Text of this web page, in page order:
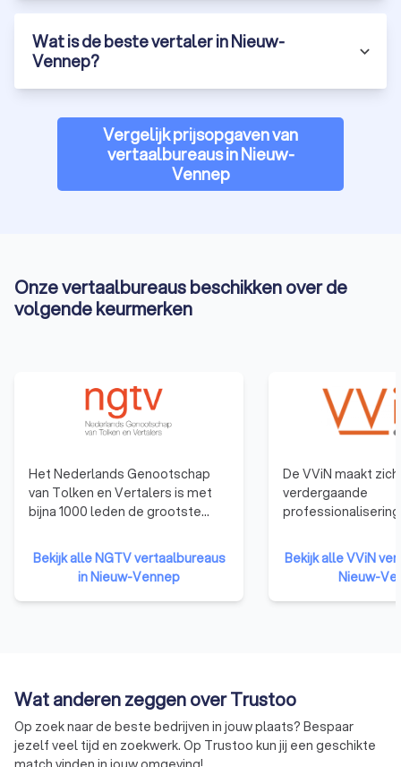
vergelijk de beste opties. Een professioneel vertaalbureau in
Nieuw-Vennep is de sleutel tot hoogwaardige en
expertise en betrouwbaarheid.
Wat is de beste vertaler in Nieuw-
Vennep?
Vergelijk prijsopgaven van
vertaalbureaus in Nieuw-
Vennep
Onze vertaalbureaus beschikken over de
volgende keurmerken
Het Nederlands Genootschap
van Tolken en Vertalers is met
bijna 1000 leden de grootste
vertalers in Nederland. Met
specialisten in vrijwel alle talen
en vakgebieden, waaronder
beëdigd vertalers en beëdigd
Bekijk alle NGTV vertaalbureaus
in Nieuw-Vennep
De VViN maakt
verdergaande
professionalisering
vertaalsector. Het
dat klanten er op
vertrouwen dat ze
krijgen die voldoen
Bekijk alle VViN
Nieuw-
Wat anderen zeggen over Trustoo
Op zoek naar de beste bedrijven in jouw plaats? Bespaar
jezelf veel tijd en zoekwerk. Op Trustoo kun jij een geschikte